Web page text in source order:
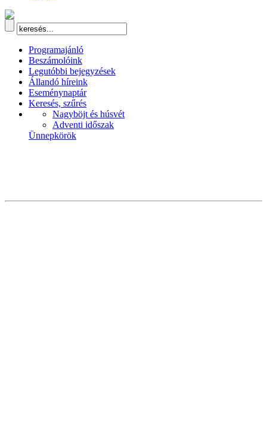
Programajánló
Beszámolóink
Legutóbbi bejegyzések
Állandó híreink
Eseménynaptár
Keresés, szűrés
Nagyböjt és húsvét
Adventi időszak
Ünnepkörök